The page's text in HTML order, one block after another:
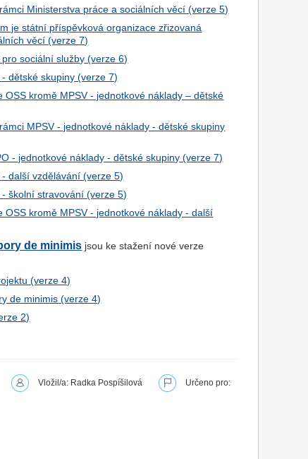
Ministerstva práce a sociálních věcí (verze 5)
je státní příspěvková organizace zřizovaná
věcí (verze 7)
sociální služby (verze 6)
dětské skupiny (verze 7)
kromě MPSV - jednotkové náklady – dětské
MPSV - jednotkové náklady - dětské skupiny
- jednotkové náklady - dětské skupiny (verze 7)
další vzdělávání (verze 5)
školní stravování (verze 5)
kromě MPSV - jednotkové náklady - další
de minimis jsou ke stažení nové verze
(verze 4)
de minimis (verze 4)
2)
Vložil/a: Radka Pospíšilová
Určeno pro: